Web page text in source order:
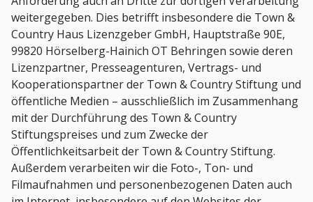
weitergegeben. Dies betrifft insbesondere die Town &
Country Haus Lizenzgeber GmbH, Hauptstraße 90E,
99820 Hörselberg-Hainich OT Behringen sowie deren
Lizenzpartner, Presseagenturen, Vertrags- und
Kooperationspartner der Town & Country Stiftung und
öffentliche Medien – ausschließlich im Zusammenhang
mit der Durchführung des Town & Country
Stiftungspreises und zum Zwecke der
Öffentlichkeitsarbeit der Town & Country Stiftung.
Außerdem verarbeiten wir die Foto-, Ton- und
Filmaufnahmen und personenbezogenen Daten auch